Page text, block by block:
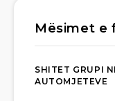
Mësimet e
SHITET GRUPI
AUTOMJETEVE